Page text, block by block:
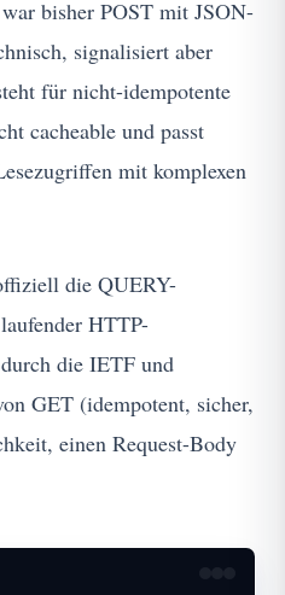
bisher POST mit JSON-
signalisiert aber
für nicht-idempotente
cacheable und passt
mit komplexen
die QUERY-
HTTP-
die IETF und
GET (idempotent, sicher,
einen Request-Body